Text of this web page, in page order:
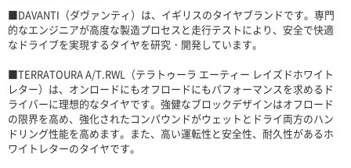
■DAVANTI（ダヴァンティ）は、イギリスのタイヤブランドです。専門
的なエンジニアが高度な製造プロセスと走行テストにより、安全で快適
なドライブを実現するタイヤを研究・開発しています。
■TERRATOURA A/T.RWL（テラトゥーラ エーティー レイズドホワイト
レター）は、オンロードにもオフロードにもパフォーマンスを求めるド
ライバーに理想的なタイヤです。強健なブロックデザインはオフロード
の限界を高め、強化されたコンパウンドがウェットとドライ両方のハン
ドリング性能を高めます。また、高い運転性と安全性、耐久性があるホ
ワイトレターのタイヤです。